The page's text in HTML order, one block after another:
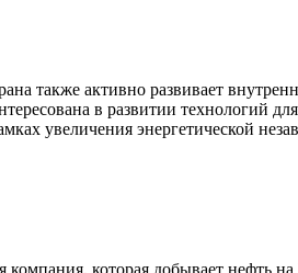
также активно развивает
в развитии технологий
увеличения энергетической
которая добывает нефть